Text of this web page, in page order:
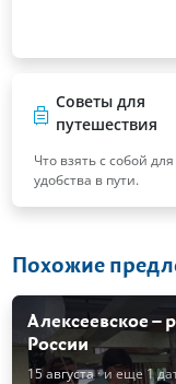
Советы для
путешествия
Что взять с собой для
удобства в пути.
Похожие
Алексеевское –
России
15 августа· и еще 1